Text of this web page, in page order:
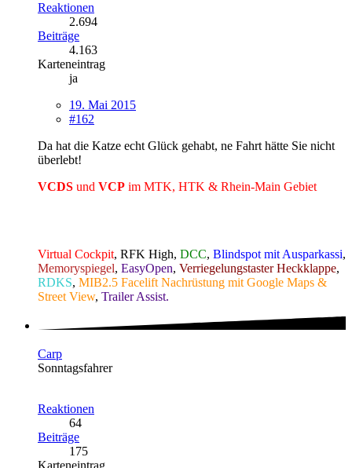
Reaktionen
2.694
Beiträge
4.163
Karteneintrag
ja
19. Mai 2015
#162
Da hat die Katze echt Glück gehabt, ne Fahrt hätte Sie nicht
überlebt!
VCDS und VCP im MTK, HTK & Rhein-Main Gebiet
Virtual Cockpit, RFK High, DCC, Blindspot mit Ausparkassi,
Memoryspiegel, EasyOpen, Verriegelungstaster Heckklappe,
RDKS, MIB2.5 Facelift Nachrüstung mit Google Maps &
Street View, Trailer Assist.
Carp
Sonntagsfahrer
Reaktionen
64
Beiträge
175
Karteneintrag